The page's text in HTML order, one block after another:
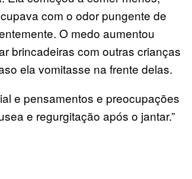
com o odor pungente de
O medo aumentou
brincadeiras com outras crianças
ela vomitasse na frente delas.
e pensamentos e preocupações
e regurgitação após o jantar.”